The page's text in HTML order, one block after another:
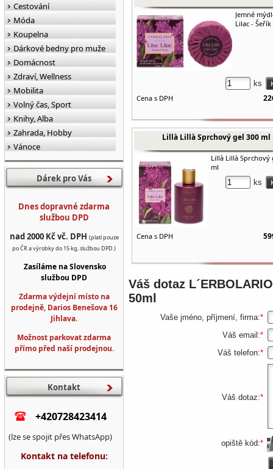
Jemné
Lilac - Šeřík
ks
Cena s DPH
Lillà Lillà Sprchový gel 300 ml
Lillà Lillà Sprchový
ml
ks
Cena s DPH
Váš dotaz
50ml
Vaše jméno, příjmení, firma:*
Váš email:*
Váš telefon:*
Váš dotaz:*
opiště kód:*
Cestování
Móda
Koupelna
Dárkové bedny pro muže
Domácnost
Zdraví, Wellness
Mobilita
Volný čas, Sport
Knihy, Alba
Zahrada, Hobby
Vánoce
Dárek pro Vás
Dnes dopravné zdarma
službou DPD
nad 2000 Kč vč. DPH (platí pouze
po ČR a výrobky do 15 kg, službou DPD.)
Zasíláme na Slovensko
službou DPD
Zdarma výdejní místo na
prodejně, Darios Benešova 16
Jihlava.
Možnost parkovat zdarma
přímo před naší prodejnou.
Kontakt
+420728423414
(lze se spojit přes WhatsApp)
Kontakt na telefonu: